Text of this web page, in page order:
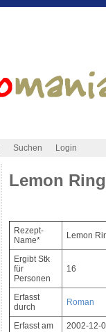
Suchen Login
Lemon
Rezept-
Name*
Lemon
Ergibt Stk
für
Personen
16
Erfasst
durch
Roman
Erfasst am
2002-12-